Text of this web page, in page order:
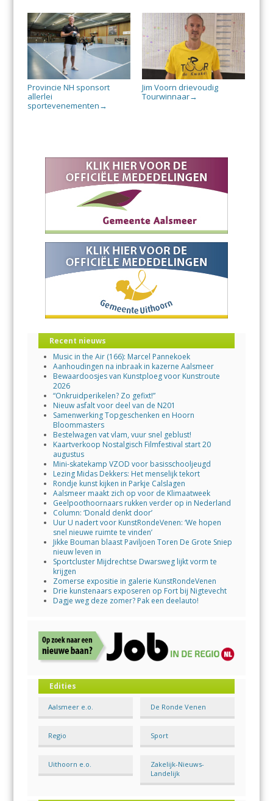
Provincie NH sponsort
allerlei
sportevenementen →
Jim Voorn drievoudig
Tourwinnaar→
Recent nieuws
Music in the Air (166): Marcel Pannekoek
Aanhoudingen na inbraak in kazerne Aalsmeer
Bewaardoosjes van Kunstploeg voor Kunstroute
2026
“Onkruidperikelen? Zo gefixt!”
Nieuw asfalt voor deel van de N201
Samenwerking Topgeschenken en Hoorn
Bloommasters
Bestelwagen vat vlam, vuur snel geblust!
Kaartverkoop Nostalgisch Filmfestival start 20
augustus
Mini-skatekamp VZOD voor basisschooljeugd
Lezing Midas Dekkers: Het menselijk tekort
Rondje kunst kijken in Parkje Calslagen
Aalsmeer maakt zich op voor de Klimaatweek
Geelpoothoornaars rukken verder op in Nederland
Column: ‘Donald denkt door’
Uur U nadert voor KunstRondeVenen: ‘We hopen
snel nieuwe ruimte te vinden’
Jikke Bouman blaast Paviljoen Toren De Grote Sniep
nieuw leven in
Sportcluster Mijdrechtse Dwarsweg lijkt vorm te
krijgen
Zomerse expositie in galerie KunstRondeVenen
Drie kunstenaars exposeren op Fort bij Nigtevecht
Dagje weg deze zomer? Pak een deelauto!
Edities
Aalsmeer e.o. De Ronde Venen
Regio Sport
Uithoorn e.o.
Zakelijk-Nieuws-
Landelijk